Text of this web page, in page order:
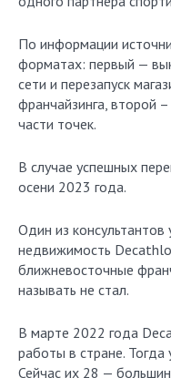
По информации
форматах: первый —
сети и перезапуск
франчайзинга, второй
части точек.
В случае успешных
осени 2023 года.
Один из
недвижимость
ближневосточные
называть не стал.
В марте 2022 года
работы в стране. Тогда
Сейчас их 28 —